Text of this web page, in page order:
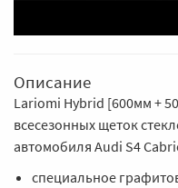
Описание
Lariomi Hybrid [600мм +
всесезонных щеток
автомобиля Audi S4
специальное